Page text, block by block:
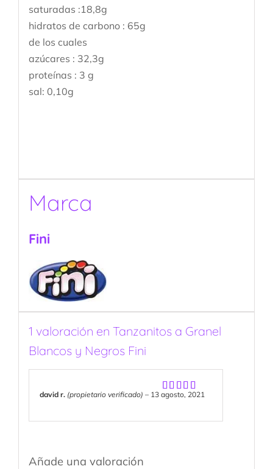
saturadas :18,8g
hidratos de carbono : 65g
de los cuales
azúcares : 32,3g
proteínas : 3 g
sal: 0,10g
Marca
Fini
1 valoración en Tanzanitos a Granel
Blancos y Negros Fini
Valorado
david r. (propietario verificado) – 13 agosto, 2021
Añade una valoración